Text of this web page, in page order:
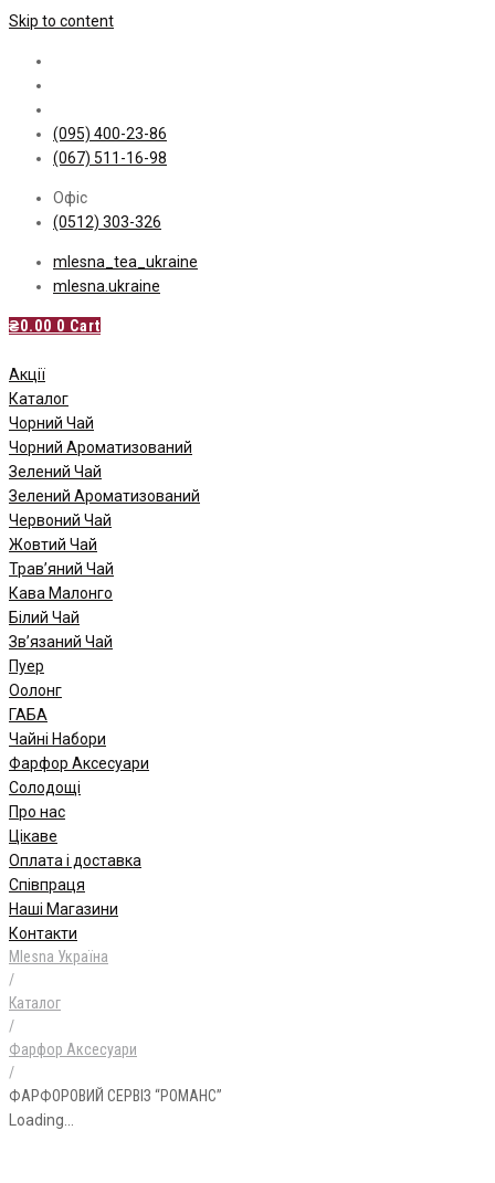
Skip to content
(095) 400-23-86
(067) 511-16-98
Офіс
(0512) 303-326
mlesna_tea_ukraine
mlesna.ukraine
₴0.00 0 Cart
Акції
Каталог
Чорний Чай
Чорний Ароматизований
Зелений Чай
Зелений Ароматизований
Червоний Чай
Жовтий Чай
Трав’яний Чай
Кава Малонго
Білий Чай
Зв’язаний Чай
Пуер
Oолонг
ГАБА
Чайні Набори
Фарфор Аксесуари
Солодощі
Про нас
Цікаве
Оплата і доставка
Співпраця
Наші Магазини
Контакти
Mlesna Україна
/
Каталог
/
Фарфор Аксесуари
/
ФАРФОРОВИЙ СЕРВІЗ “РОМАНС”
Loading...